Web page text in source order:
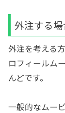
外注する
外注を考える
ロフィールム
んどです。
一般的なムー